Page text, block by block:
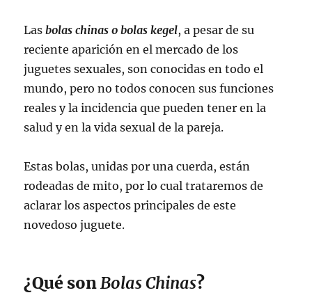
Lasbolas chinas o bolas kegel, a pesar de su
reciente aparición en el mercado de los
juguetes sexuales, son conocidas en todo el
mundo, pero no todos conocen sus funciones
reales y la incidencia que pueden tener en la
salud y en la vida sexual de la pareja.
Estas bolas, unidas por una cuerda, están
rodeadas de mito, por lo cual trataremos de
aclarar los aspectos principales de este
novedoso juguete.
¿Qué sonBolas Chinas?